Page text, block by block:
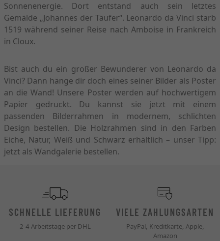
Sonnenenergie. Dort entstand auch sein letztes
Gemälde „Johannes der Täufer“. Leonardo da Vinci starb
1519 während seiner Reise nach Amboise in Frankreich
in Cloux.
Bist auch du ein großer Bewunderer von Leonardo da
Vinci? Dann hänge dir doch eines seiner Bilder als Poster
an die Wand! Unsere Poster werden auf hochwertigem
Papier gedruckt. Du kannst sie jetzt mit einem
passenden Bilderrahmen in modernem, schlichten
Design bestellen. Die Holzrahmen sind in den Farben
Eiche, Natur, Weiß und Schwarz erhältlich – unser Tipp:
jetzt als Wandgalerie bestellen.
SCHNELLE LIEFERUNG
2-4 Arbeitstage per DHL
VIELE ZAHLUNGSARTEN
PayPal, Kreditkarte, Apple,
Amazon